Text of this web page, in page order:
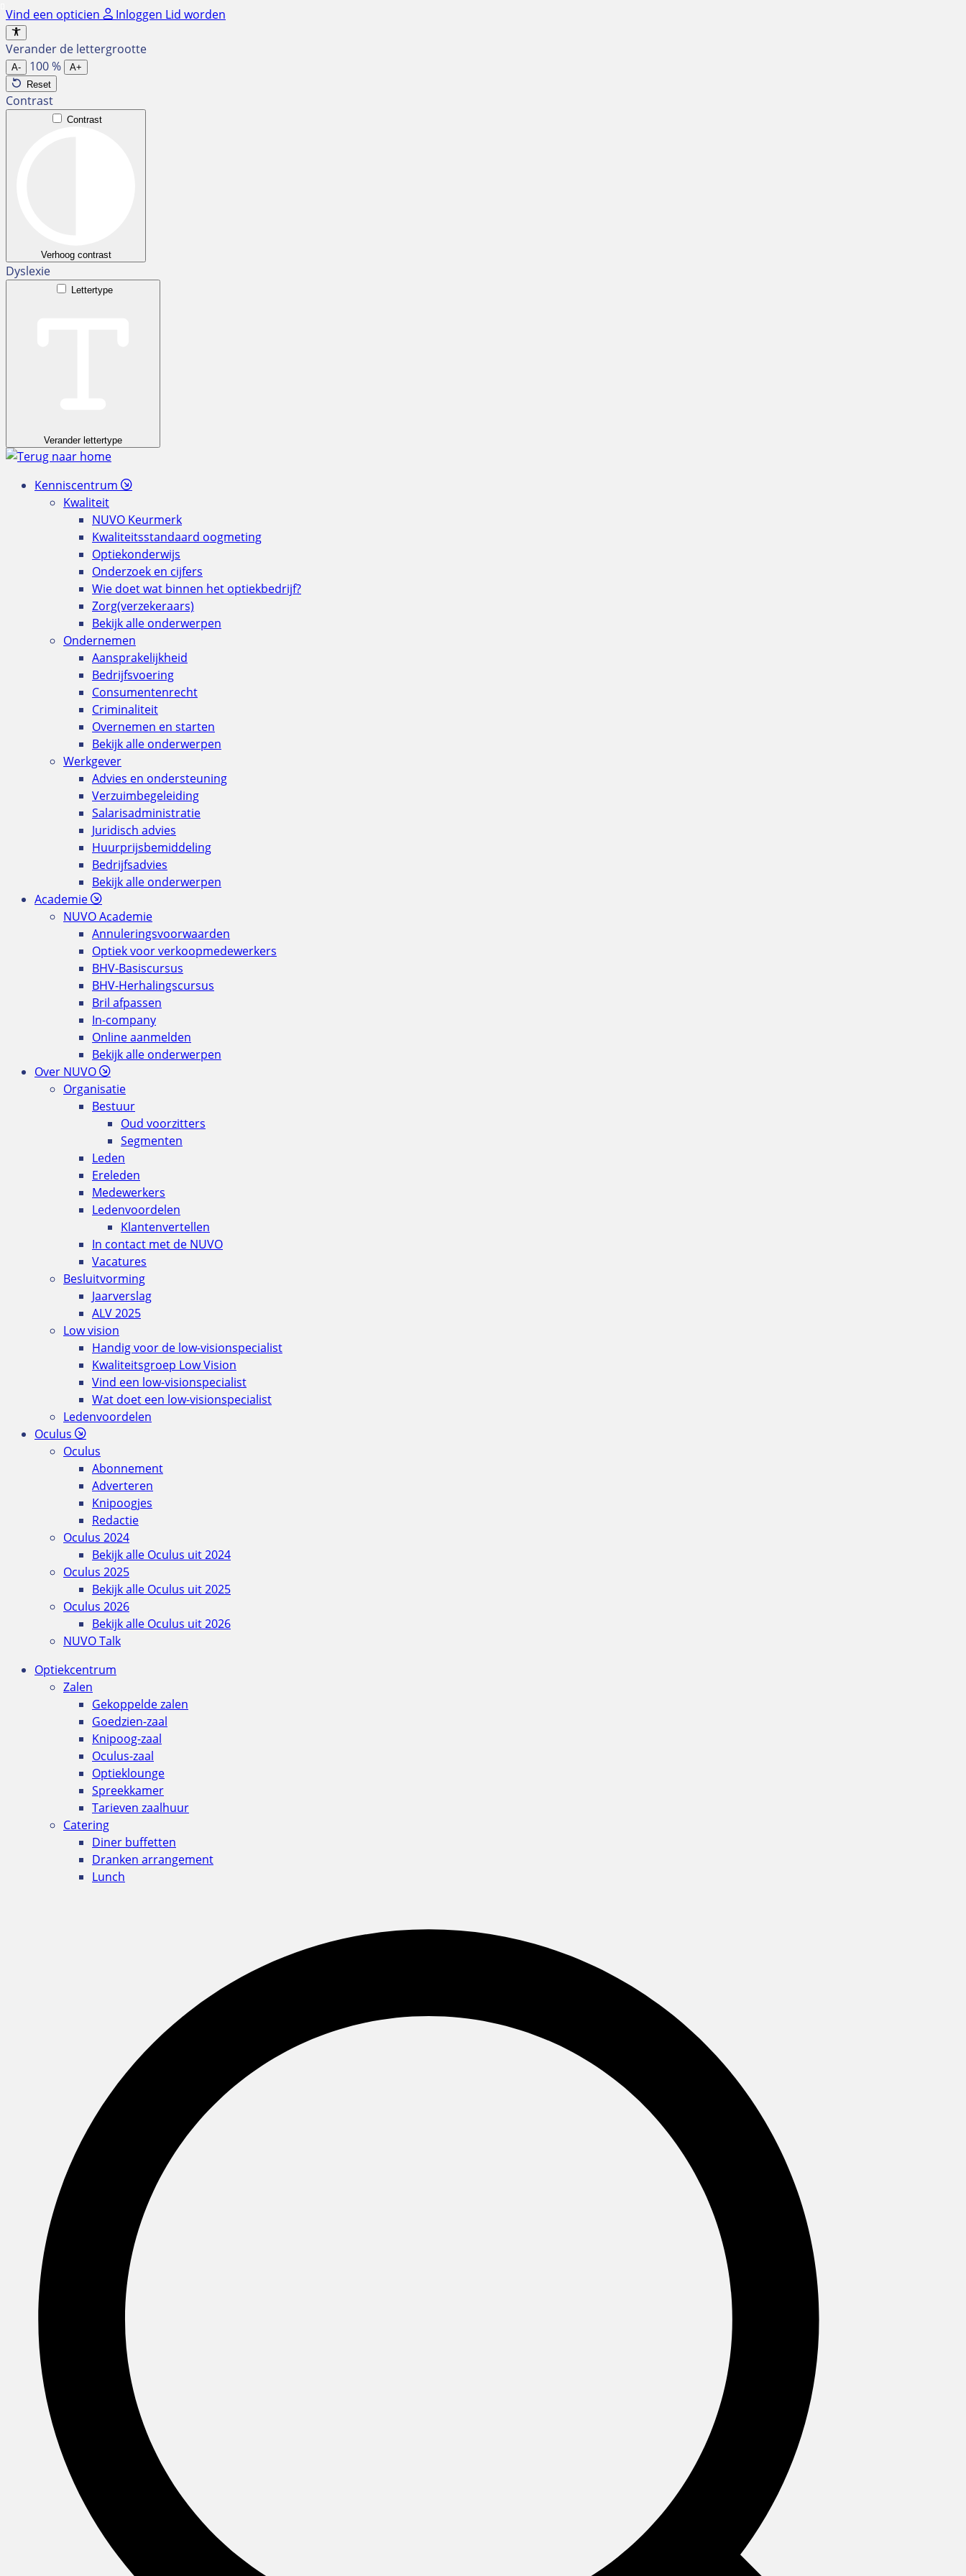
Ga
naar
de
inhoud
Vind een opticien Inloggen Lid worden
Verander de lettergrootte
A- 100%
A+
Reset
Contrast
Contrast
Verhoog contrast
Dyslexie
Lettertype
Verander lettertype
Kenniscentrum
Kwaliteit
NUVO Keurmerk
Kwaliteitsstandaard oogmeting
Optiekonderwijs
Onderzoek en cijfers
Wie doet wat binnen het optiekbedrijf?
Zorg(verzekeraars)
Bekijk alle onderwerpen
Ondernemen
Aansprakelijkheid
Bedrijfsvoering
Consumentenrecht
Criminaliteit
Overnemen en starten
Bekijk alle onderwerpen
Werkgever
Advies en ondersteuning
Verzuimbegeleiding
Salarisadministratie
Juridisch advies
Huurprijsbemiddeling
Bedrijfsadvies
Bekijk alle onderwerpen
Academie
NUVO Academie
Annuleringsvoorwaarden
Optiek voor verkoopmedewerkers
BHV-Basiscursus
BHV-Herhalingscursus
Bril afpassen
In-company
Online aanmelden
Bekijk alle onderwerpen
Over NUVO
Organisatie
Bestuur
Oud voorzitters
Segmenten
Leden
Ereleden
Medewerkers
Ledenvoordelen
Klantenvertellen
In contact met de NUVO
Vacatures
Besluitvorming
Jaarverslag
ALV 2025
Low vision
Handig voor de low-visionspecialist
Kwaliteitsgroep Low Vision
Vind een low-visionspecialist
Wat doet een low-visionspecialist
Ledenvoordelen
Oculus
Oculus
Abonnement
Adverteren
Knipoogjes
Redactie
Oculus 2024
Bekijk alle Oculus uit 2024
Oculus 2025
Bekijk alle Oculus uit 2025
Oculus 2026
Bekijk alle Oculus uit 2026
NUVO Talk
Optiekcentrum
Zalen
Gekoppelde zalen
Goedzien-zaal
Knipoog-zaal
Oculus-zaal
Optieklounge
Spreekkamer
Tarieven zaalhuur
Catering
Diner buffetten
Dranken arrangement
Lunch